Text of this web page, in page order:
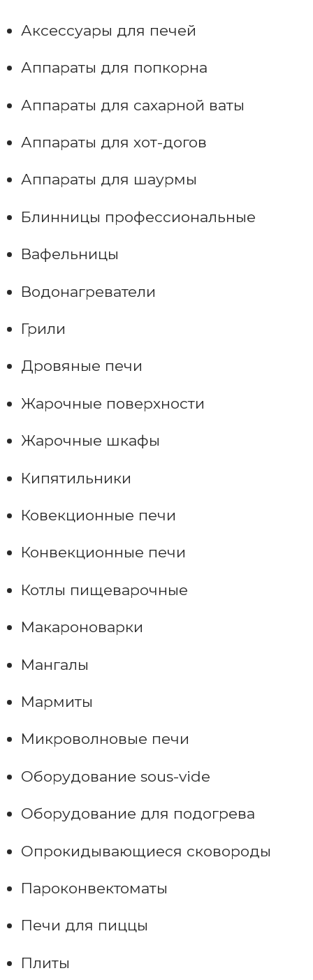
Аксессуары для печей
Аппараты для попкорна
Аппараты для сахарной ваты
Аппараты для хот-догов
Аппараты для шаурмы
Блинницы профессиональные
Вафельницы
Водонагреватели
Грили
Дровяные печи
Жарочные поверхности
Жарочные шкафы
Кипятильники
Ковекционные печи
Конвекционные печи
Котлы пищеварочные
Макароноварки
Мангалы
Мармиты
Микроволновые печи
Оборудование sous-vide
Оборудование для подогрева
Опрокидывающиеся сковороды
Пароконвектоматы
Печи для пиццы
Плиты